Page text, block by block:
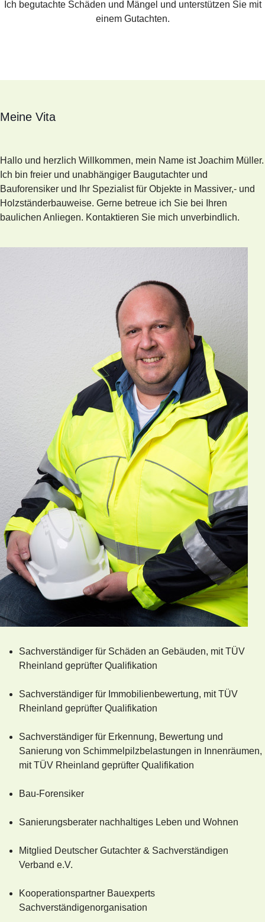
Ich begutachte Schäden und Mängel und unterstützen Sie mit
einem Gutachten.
Meine Vita
Hallo und herzlich Willkommen, mein Name ist Joachim Müller.
Ich bin freier und unabhängiger Baugutachter und
Bauforensiker und Ihr Spezialist für Objekte in Massiver,- und
Holzständerbauweise. Gerne betreue ich Sie bei Ihren
baulichen Anliegen. Kontaktieren Sie mich unverbindlich.
Sachverständiger für Schäden an Gebäuden, mit TÜV
Rheinland geprüfter Qualifikation
Sachverständiger für Immobilienbewertung, mit TÜV
Rheinland geprüfter Qualifikation
Sachverständiger für Erkennung, Bewertung und
Sanierung von Schimmelpilzbelastungen in Innenräumen,
mit TÜV Rheinland geprüfter Qualifikation
Bau-Forensiker
Sanierungsberater nachhaltiges Leben und Wohnen
Mitglied Deutscher Gutachter & Sachverständigen
Verband e.V.
Kooperationspartner Bauexperts
Sachverständigenorganisation